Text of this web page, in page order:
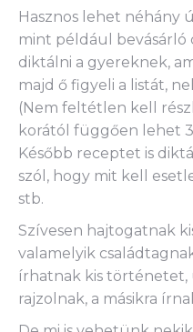
Hasznos lehet néhány
mint például bevásárló
diktálni a gyereknek,
majd ő figyeli a listát,
(Nem feltétlen kell
korától függően lehet
Később receptet is
szól, hogy mit kell
stb.
Szívesen hajtogatnak
valamelyik
írhatnak kis történetet,
rajzolnak, a másikra